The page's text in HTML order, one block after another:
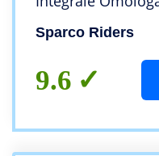
Doppia
Uomo & Donna|
M
Sparco Riders
9.6